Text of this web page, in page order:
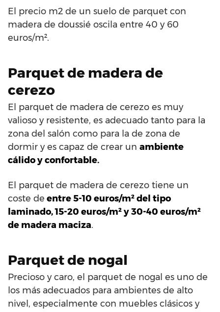
El precio m2 de un suelo de parquet con
madera de doussié oscila entre 40 y 60
euros/m².
Parquet de madera de
cerezo
El parquet de madera de cerezo es muy
valioso y resistente, es adecuado tanto para la
zona del salón como para la de zona de
dormir y es capaz de crear un ambiente
cálido y confortable.
El parquet de madera de cerezo tiene un
coste de entre 5-10 euros/m² del tipo
laminado, 15-20 euros/m² y 30-40 euros/m²
de madera maciza.
Parquet de nogal
Precioso y caro, el parquet de nogal es uno de
los más adecuados para ambientes de alto
nivel, especialmente con muebles clásicos y